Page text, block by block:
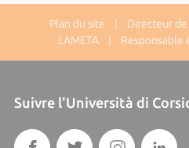
Plan du site | Directeur de
LAMETA | Responsable
Suivre l'Università di